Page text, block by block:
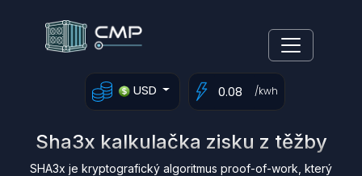
USD /kwh
Sha3x kalkulačka zisku z těžby
SHA3x je kryptografický algoritmus proof-of-work, který